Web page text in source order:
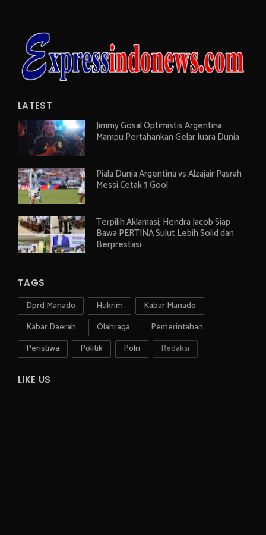
LATEST
Jimmy Gosal Optimistis Argentina
Mampu Pertahankan Gelar Juara Dunia
Piala Dunia Argentina vs Alzajair Pasrah
Messi Cetak 3 Gool
Terpilih Aklamasi, Hendra Jacob Siap
Bawa PERTINA Sulut Lebih Solid dan
Berprestasi
TAGS
Dprd Manado Hukrim
Kabar Manado
Kabar Daerah
Olahraga
Pemerintahan
Peristiwa
Politik Polri Redaksi
LIKE US